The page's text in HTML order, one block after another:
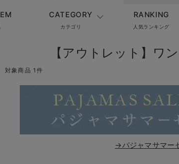
CATEGORY
カテゴリ
RANKING
人気ランキング
【アウトレット】ワ
対象商品 1件
→パジャマサマー